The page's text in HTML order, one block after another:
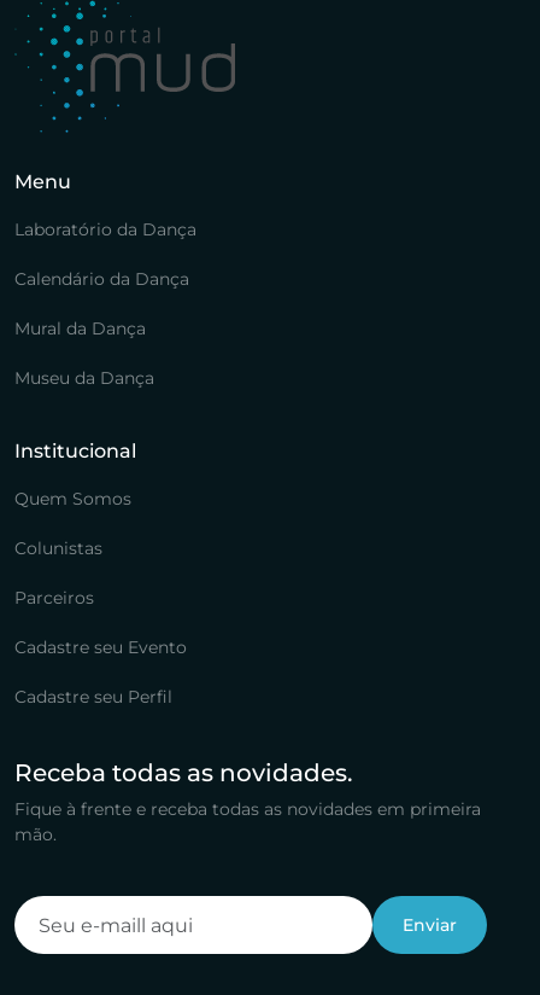
Menu
Laboratório da Dança
Calendário da Dança
Mural da Dança
Museu da Dança
Institucional
Quem Somos
Colunistas
Parceiros
Cadastre seu Evento
Cadastre seu Perfil
Receba todas as novidades.
Fique à frente e receba todas as novidades em primeira
mão.